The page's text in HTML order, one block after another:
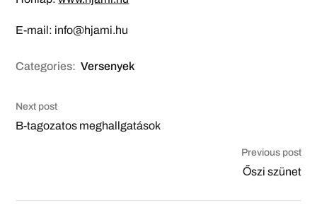
E-mail: info@hjami.hu
Categories: Versenyek
Next post
B-tagozatos meghallgatások
Previous post
Őszi szünet